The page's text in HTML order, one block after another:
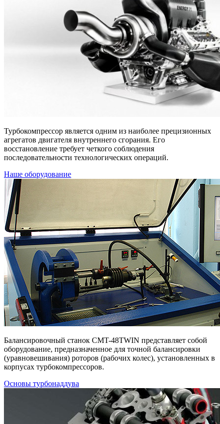
Турбокомпрессор является одним из наиболее прецизионных
агрегатов двигателя внутреннего сгорания. Его
восстановление требует четкого соблюдения
последовательности технологических операций.
Наше оборудование
Балансировочный станок CMT-48TWIN представляет собой
оборудование, предназначенное для точной балансировки
(уравновешивания) роторов (рабочих колес), установленных в
корпусах турбокомпрессоров.
Основы турбонаддува